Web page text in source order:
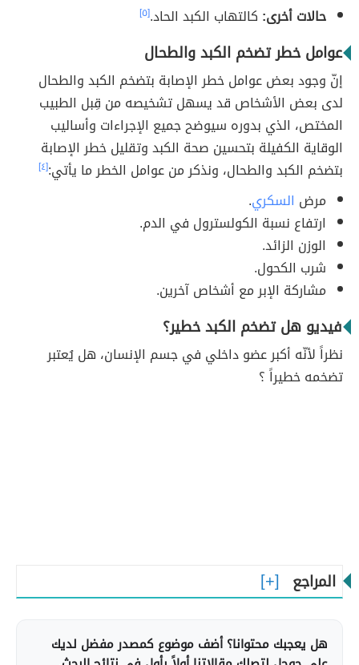
حالات أخرى: كالتهاب الكبد الحاد.[٥]
عوامل خطر تضخم الكبد والطحال
إنّ وجود بعض عوامل خطر الإصابة بتضخم الكبد والطحال
لدى بعض الأشخاص قد يسهل تشخيصه من قِبل الطبيب
المختص، الذي بدوره سيوضح جميع الإجراءات وأساليب
الوقاية الكفيلة بتحسين صحة الكبد وتقليل خطر الإصابة
بتضخم الكبد والطحال، ونذكر من عوامل الخطر ما يأتي:[٤]
مرض السكري.
ارتفاع نسبة الكولسترول في الدم.
الوزن الزائد.
شرب الكحول.
مشاركة الإبر مع أشخاص آخرين.
فيديو هل تضخم الكبد خطير؟
نظراً لأنّه أكبر عضو داخلي في جسم الإنسان، هل يُعتبر
تضخمه خطيراً ؟
المراجع
هل يعجبك محتوانا؟ أضف موضوع كمصدر مفضل لديك